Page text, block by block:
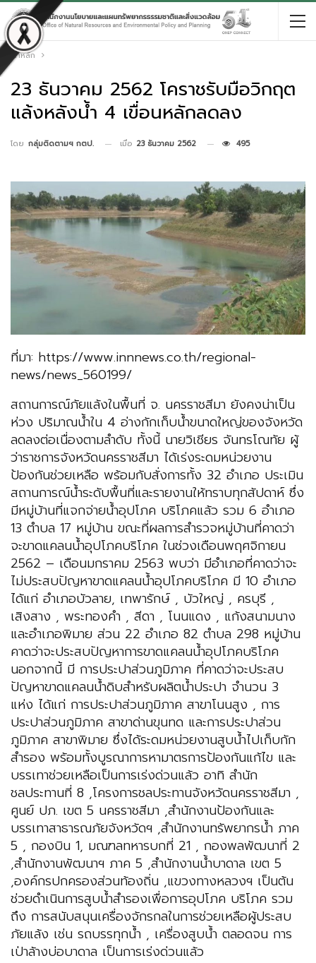
หน้าหลัก
23 ธันวาคม 2562 โคราชรับมือวิกฤต
แล้งหลังน้ำ 4 เขื่อนหลักลดลง
โดย กลุ่มติดตามฯ กตป. เมื่อ 23 ธันวาคม 2562 495
ที่มา: https://www.innnews.co.th/regional-
news/news_560199/
สถานการณ์ภัยแล้งในพื้นที่ จ. นครราชสีมา ยังคงน่าเป็น
ห่วง ปริมาณน้ำใน 4 อ่างกักเก็บน้ำขนาดใหญ่ของจังหวัด
ลดลงต่อเนื่องตามลำดับ ทั้งนี้ นายวิเชียร จันทรโณทัย ผู้
ว่าราชการจังหวัดนครราชสีมา ได้เร่งระดมหน่วยงาน
ป้องกันช่วยเหลือ พร้อมกับสั่งการทั้ง 32 อำเภอ ประเมิน
สถานการณ์น้ำระดับพื้นที่และรายงานให้ทราบทุกสัปดาห์ ซึ่ง
มีหมู่บ้านที่แจกจ่ายน้ำอุปโภค บริโภคแล้ว รวม 6 อําเภอ
13 ตําบล 17 หมู่บ้าน ขณะที่ผลการสำรวจหมู่บ้านที่คาดว่า
จะขาดแคลนน้ำอุปโภคบริโภค ในช่วงเดือนพฤศจิกายน
2562 – เดือนมกราคม 2563 พบว่า มีอําเภอที่คาดว่าจะ
ไม่ประสบปัญหาขาดแคลนน้ำอุปโภคบริโภค มี 10 อําเภอ
ได้แก่ อำเภอบัวลาย, เทพารักษ์ , บัวใหญ่ , ครบุรี ,
เสิงสาง , พระทองคํา , สีดา , โนนแดง , แก้งสนามนาง
และอําเภอพิมาย ส่วน 22 อําเภอ 82 ตําบล 298 หมู่บ้าน
คาดว่าจะประสบปัญหาการขาดแคลนน้ำอุปโภคบริโภค
นอกจากนี้ มี การประปาส่วนภูมิภาค ที่คาดว่าจะประสบ
ปัญหาขาดแคลนน้ำดิบสําหรับผลิตน้ำประปา จํานวน 3
แห่ง ได้แก่ การประปาส่วนภูมิภาค สาขาโนนสูง , การ
ประปาส่วนภูมิภาค สาขาด่านขุนทด และการประปาส่วน
ภูมิภาค สาขาพิมาย ซึ่งได้ระดมหน่วยงานสูบน้ำไปเก็บกัก
สำรอง พร้อมทั้งบูรณาการหามาตรการป้องกันแก้ไข และ
บรรเทาช่วยเหลือเป็นการเร่งด่วนแล้ว อาทิ สำนัก
ชลประทานที่ 8 ,โครงการชลประทานจังหวัดนครราชสีมา ,
ศูนย์ ปภ. เขต 5 นครราชสีมา ,สำนักงานป้องกันและ
บรรเทาสาธารณภัยจังหวัดฯ ,สำนักงานทรัพยากรน้ำ ภาค
5 , กองบิน 1, มณฑลทหารบกที่ 21 , กองพลพัฒนาที่ 2
,สำนักงานพัฒนาฯ ภาค 5 ,สำนักงานน้ำบาดาล เขต 5
,องค์กรปกครองส่วนท้องถิ่น ,แขวงทางหลวงฯ เป็นต้น
ช่วยดำเนินการสูบน้ำสำรองเพื่อการอุปโภค บริโภค รวม
ถึง การสนับสนุนเครื่องจักรกลในการช่วยเหลือผู้ประสบ
ภัยแล้ง เช่น รถบรรทุกน้ำ , เครื่องสูบน้ำ ตลอดจน การ
เป่าล้างบ่อบาดาล เป็นการเร่งด่วนแล้ว